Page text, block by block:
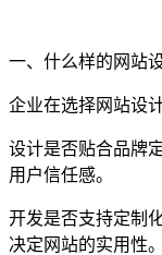
一、什么样的网站
企业在选择网站设
设计是否贴合品牌
用户信任感。
开发是否支持定制
决定网站的实用性。